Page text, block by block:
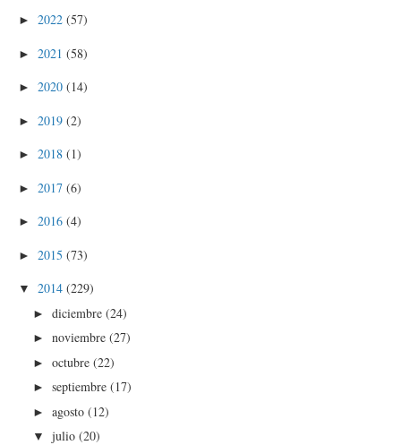
► 2022 (57)
► 2021 (58)
► 2020 (14)
► 2019 (2)
► 2018 (1)
► 2017 (6)
► 2016 (4)
► 2015 (73)
▼ 2014 (229)
►diciembre(24)
►noviembre(27)
►octubre(22)
►septiembre(17)
►agosto(12)
▼julio(20)